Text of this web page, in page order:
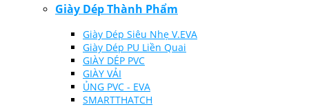
Giày Dép Thành Phẩm
Giày Dép Siêu Nhẹ V.EVA
Giày Dép PU Liền Quai
GIÀY DÉP PVC
GIÀY VẢI
ỦNG PVC - EVA
SMARTTHATCH